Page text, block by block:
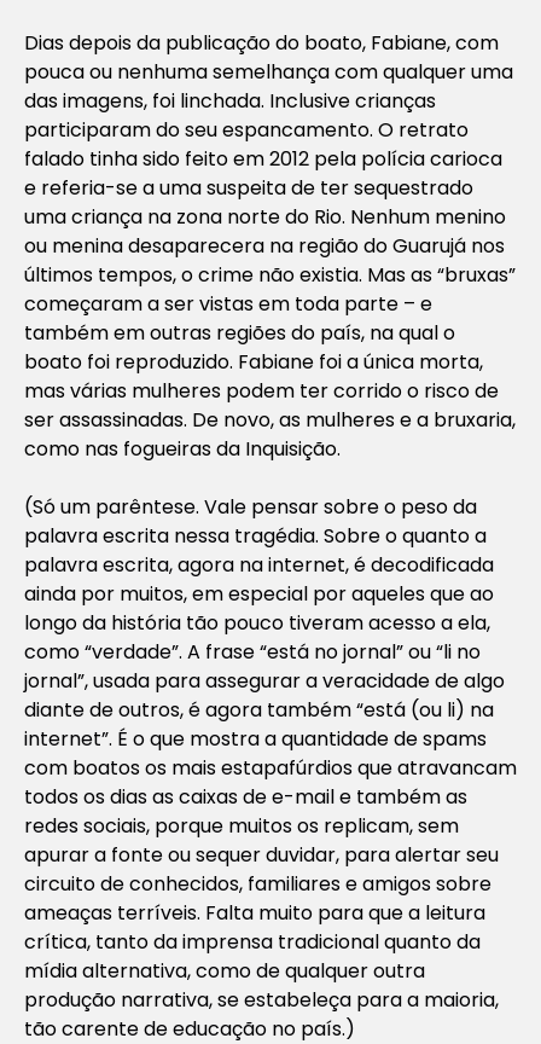
Dias depois da publicação do boato, Fabiane, com
pouca ou nenhuma semelhança com qualquer uma
das imagens, foi linchada. Inclusive crianças
participaram do seu espancamento. O retrato
falado tinha sido feito em 2012 pela polícia carioca
e referia-se a uma suspeita de ter sequestrado
uma criança na zona norte do Rio. Nenhum menino
ou menina desaparecera na região do Guarujá nos
últimos tempos, o crime não existia. Mas as “bruxas”
começaram a ser vistas em toda parte – e
também em outras regiões do país, na qual o
boato foi reproduzido. Fabiane foi a única morta,
mas várias mulheres podem ter corrido o risco de
ser assassinadas. De novo, as mulheres e a bruxaria,
como nas fogueiras da Inquisição.
(Só um parêntese. Vale pensar sobre o peso da
palavra escrita nessa tragédia. Sobre o quanto a
palavra escrita, agora na internet, é decodificada
ainda por muitos, em especial por aqueles que ao
longo da história tão pouco tiveram acesso a ela,
como “verdade”. A frase “está no jornal” ou “li no
jornal”, usada para assegurar a veracidade de algo
diante de outros, é agora também “está (ou li) na
internet”. É o que mostra a quantidade de spams
com boatos os mais estapafúrdios que atravancam
todos os dias as caixas de e-mail e também as
redes sociais, porque muitos os replicam, sem
apurar a fonte ou sequer duvidar, para alertar seu
circuito de conhecidos, familiares e amigos sobre
ameaças terríveis. Falta muito para que a leitura
crítica, tanto da imprensa tradicional quanto da
mídia alternativa, como de qualquer outra
produção narrativa, se estabeleça para a maioria,
tão carente de educação no país.)